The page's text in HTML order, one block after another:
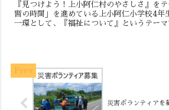
『見つけよう！上小阿仁村のやさしさ』を
習の時間」を進めている上小阿仁小学校4年
一環として、『福祉について』というテー
災害ボランティアを